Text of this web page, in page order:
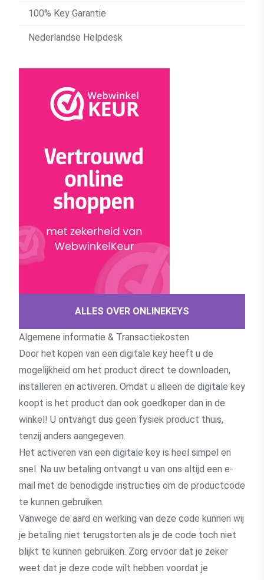
100% Key Garantie
Nederlandse Helpdesk
ALLES OVER ONLINEKEYS
Algemene informatie & Transactiekosten
Door het kopen van een digitale key heeft u de
mogelijkheid om het product direct te downloaden,
installeren en activeren. Omdat u alleen de digitale key
koopt is het product dan ook goedkoper dan in de
winkel! U ontvangt dus geen fysiek product thuis,
tenzij anders aangegeven.
Het activeren van een digitale key is heel simpel en
snel. Na uw betaling ontvangt u van ons altijd een e-
mail met de benodigde instructies om de productcode
te kunnen gebruiken.
Vanwege de aard en werking van deze code kunnen wij
je betaling niet terugstorten als je de code toch niet
blijkt te kunnen gebruiken. Zorg ervoor dat je zeker
weet dat je deze code wilt hebben voordat je